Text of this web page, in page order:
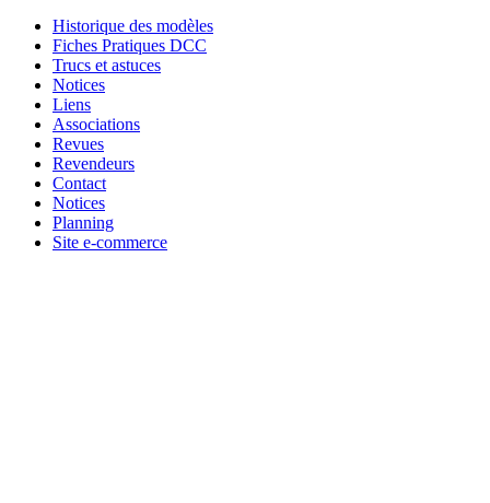
Historique des modèles
Fiches Pratiques DCC
Trucs et astuces
Notices
Liens
Associations
Revues
Revendeurs
Contact
Notices
Planning
Site e-commerce